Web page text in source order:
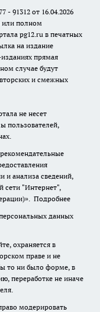
91312 от 16.04.2026
или полном
pg12.ru в печатных
на издание
прямая
случае будут
и смежных
не несет
пользователей,
и анализа сведений,
сети "Интернет",
Подробнее
данных
охраняется в
праве и не
то ни было форме, в
переработке не иначе
модерировать